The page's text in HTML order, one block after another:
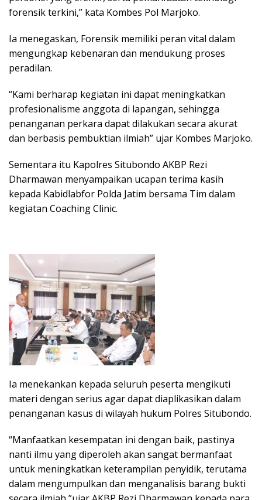
forensik terkini,” kata Kombes Pol Marjoko.
Ia menegaskan, Forensik memiliki peran vital dalam
mengungkap kebenaran dan mendukung proses
peradilan.
“Kami berharap kegiatan ini dapat meningkatkan
profesionalisme anggota di lapangan, sehingga
penanganan perkara dapat dilakukan secara akurat
dan berbasis pembuktian ilmiah” ujar Kombes Marjoko.
Sementara itu Kapolres Situbondo AKBP Rezi
Dharmawan menyampaikan ucapan terima kasih
kepada Kabidlabfor Polda Jatim bersama Tim dalam
kegiatan Coaching Clinic.
Ia menekankan kepada seluruh peserta mengikuti
materi dengan serius agar dapat diaplikasikan dalam
penanganan kasus di wilayah hukum Polres Situbondo.
“Manfaatkan kesempatan ini dengan baik, pastinya
nanti ilmu yang diperoleh akan sangat bermanfaat
untuk meningkatkan keterampilan penyidik, terutama
dalam mengumpulkan dan menganalisis barang bukti